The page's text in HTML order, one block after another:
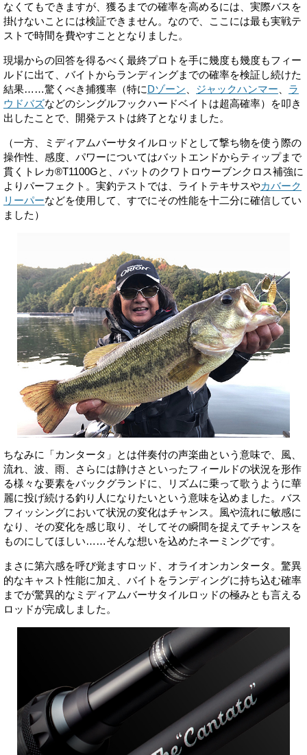
なくてもできますが、獲るまでの確率を高めるには、実際バスを
掛けないことには検証できません。なので、ここには最も実戦テ
ストで時間を費やすこととなりました。
現場からの回答を得るべく最終プロトを手に幾度も幾度もフィー
ルドに出て、バイトからランディングまでの確率を検証し続けた
結果……驚くべき捕獲率（特に Dゾーン ジャックハンマー
ラ
ウドバズなどのシングルフックハードベイトは超高確率）を叩き
出したことで、開発テストは終了となりました。
（一方、ミディアムバーサタイルロッドとして撃ち物を使う際の
操作性、感度、パワーについてはバットエンドからティップまで
貫くトレカ®T1100Gと、バットのクワトロウーブンクロス補強に
よりパーフェクト。実釣テストでは、ライトテキサスやカバーク
リーパーなどを使用して、すでにその性能を十二分に確信してい
ました）
ちなみに「カンタータ」とは伴奏付の声楽曲という意味で、風、
流れ、波、雨、さらには静けさといったフィールドの状況を形作
る様々な要素をバックグランドに、リズムに乗って歌うように華
麗に投げ続ける釣り人になりたいという意味を込めました。バス
フィッシングにおいて状況の変化はチャンス。風や流れに敏感に
なり、その変化を感じ取り、そしてその瞬間を捉えてチャンスを
ものにしてほしい……そんな想いを込めたネーミングです。
まさに第六感を呼び覚ますロッド、オライオンカンタータ。驚異
的なキャスト性能に加え、バイトをランディングに持ち込む確率
までが驚異的なミディアムバーサタイルロッドの極みとも言える
ロッドが完成しました。